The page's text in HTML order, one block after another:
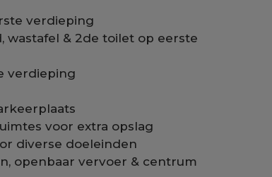
verdieping
wastafel & 2de toilet op eerste
verdieping
voor extra opslag
diverse doeleinden
openbaar vervoer & centrum